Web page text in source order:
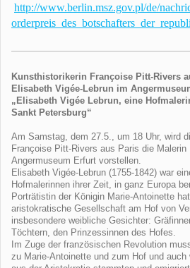
http://www.berlin.msz.gov.pl/de/
Kunsthistorikerin Françoise Pitt-Rivers
Elisabeth Vigée-Lebrun im
„Elisabeth Vigée Lebrun, eine
Sankt Petersburg“
Am Samstag, dem 27.5., um 18 Uhr, wird
Françoise Pitt-Rivers aus Paris die Malerin
Angermuseum Erfurt vorstellen.
Elisabeth Vigée-Lebrun (1755-1842) war
Hofmalerinnen ihrer Zeit, in ganz Europa
Porträtistin der Königin Marie-Antoinette
aristokratische Gesellschaft am Hof von
insbesondere weibliche Gesichter:
Töchtern, den Prinzessinnen des Hofes.
Im Zuge der französischen Revolution
zu Marie-Antoinette und zum Hof und auch